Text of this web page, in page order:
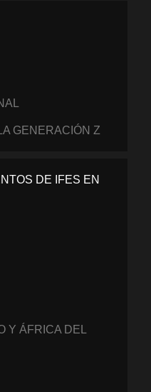
GENERACIÓN Z
DE IFES EN
Y ÁFRICA DEL